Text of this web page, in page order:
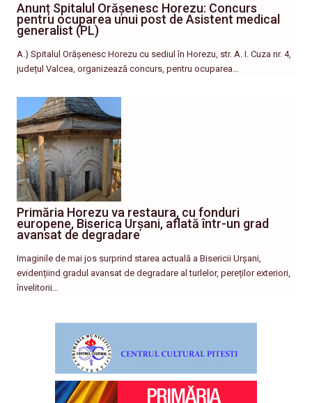
Anunț Spitalul Orășenesc Horezu: Concurs
pentru ocuparea unui post de Asistent medical
generalist (PL)
A.) Spitalul Orășenesc Horezu cu sediul în Horezu, str. A. I. Cuza nr. 4,
județul Valcea, organizează concurs, pentru ocuparea…
Primăria Horezu va restaura, cu fonduri
europene, Biserica Urșani, aflată într-un grad
avansat de degradare
Imaginile de mai jos surprind starea actuală a Bisericii Urșani,
evidențiind gradul avansat de degradare al turlelor, pereților exteriori,
învelitorii…